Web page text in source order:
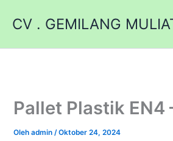
CV . GEMILANG
Pallet Plastik EN4
Olehadmin/Oktober 24, 2024